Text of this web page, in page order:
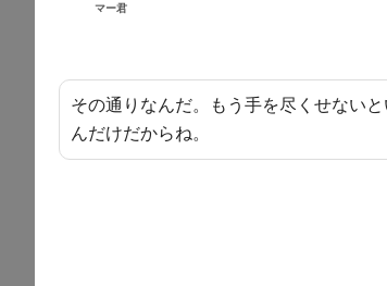
マー君
その通りなんだ。もう手を尽くせない
んだけだからね。